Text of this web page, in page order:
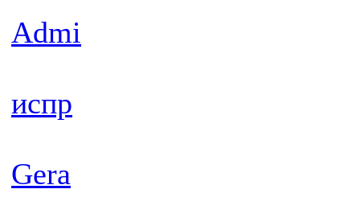
Admi
испр
Gera